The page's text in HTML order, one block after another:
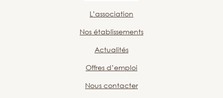
L’association
Nos établissements
Actualités
Offres d’emploi
Nous contacter